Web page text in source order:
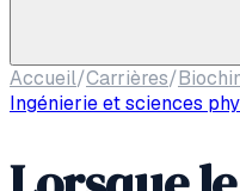
Accueil/Carrières/
Ingénierie et sciences